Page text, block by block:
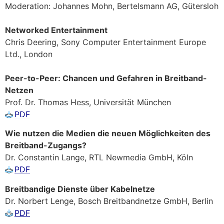
Moderation: Johannes Mohn, Bertelsmann AG, Gütersloh
Networked Entertainment
Chris Deering, Sony Computer Entertainment Europe
Ltd., London
Peer-to-Peer: Chancen und Gefahren in Breitband-
Netzen
Prof. Dr. Thomas Hess, Universität München
PDF
Wie nutzen die Medien die neuen Möglichkeiten des
Breitband-Zugangs?
Dr. Constantin Lange, RTL Newmedia GmbH, Köln
PDF
Breitbandige Dienste über Kabelnetze
Dr. Norbert Lenge, Bosch Breitbandnetze GmbH, Berlin
PDF